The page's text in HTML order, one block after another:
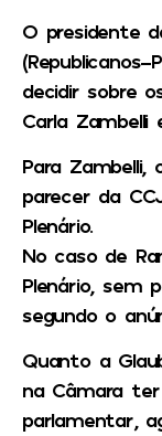
O presidente
(Republicanos-
decidir sobre
Carla Zambelli
Para Zambelli,
parecer da
Plenário.
No caso de
Plenário, sem
segundo o
Quanto a
na Câmara
parlamentar,